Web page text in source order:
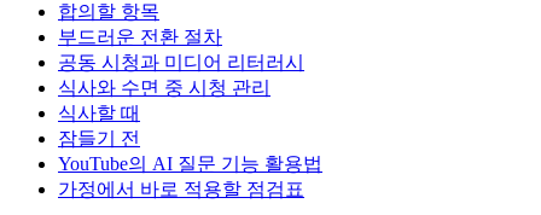
합의할 항목
부드러운 전환 절차
공동 시청과 미디어 리터러시
식사와 수면 중 시청 관리
식사할 때
잠들기 전
YouTube의 AI 질문 기능 활용법
가정에서 바로 적용할 점검표